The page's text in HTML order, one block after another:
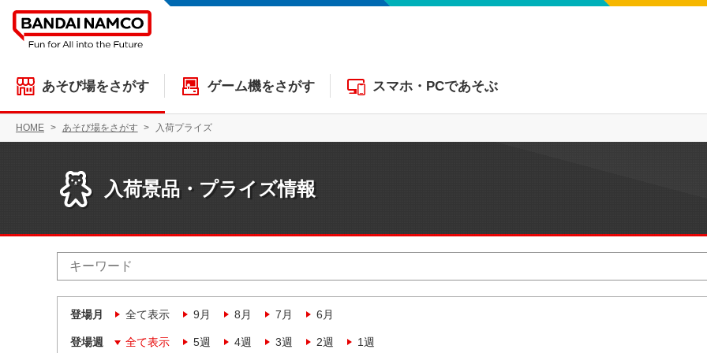
あそび場をさがす ゲーム機をさがす スマホ・PCであそぶ
HOME あそび場をさがす 入荷プライズ
入荷景品・プライズ情報
登場月 全て表示 9月 8月 7月 6月
登場週 全て表示 5週 4週 3週 2週 1週